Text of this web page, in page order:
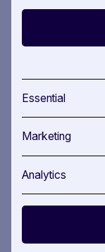
Essential
Marketing
Analytics
EU
EU